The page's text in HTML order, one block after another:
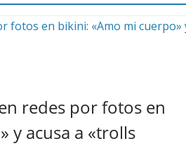
redes por fotos en
y acusa a «trolls